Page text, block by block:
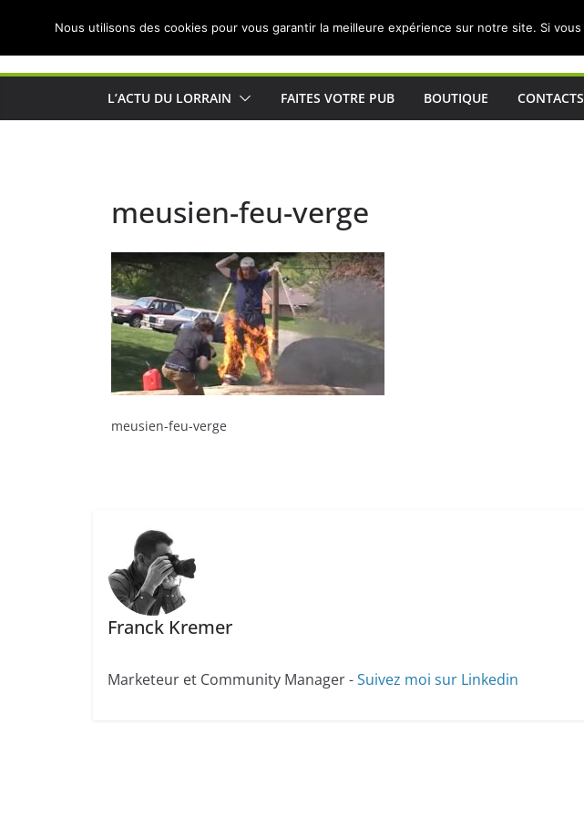
Actualités de Lorraine pour les Lorrains
L’ACTU DU LORRAIN FAITES VOTRE PUB BOUTIQUE CONTACTS
meusien-feu-verge
meusien-feu-verge
Franck Kremer
Marketeur et Community Manager -Suivez moi sur Linkedin
Nous utilisons des cookies pour vous garantir la meilleure expérience sur notre site. Si